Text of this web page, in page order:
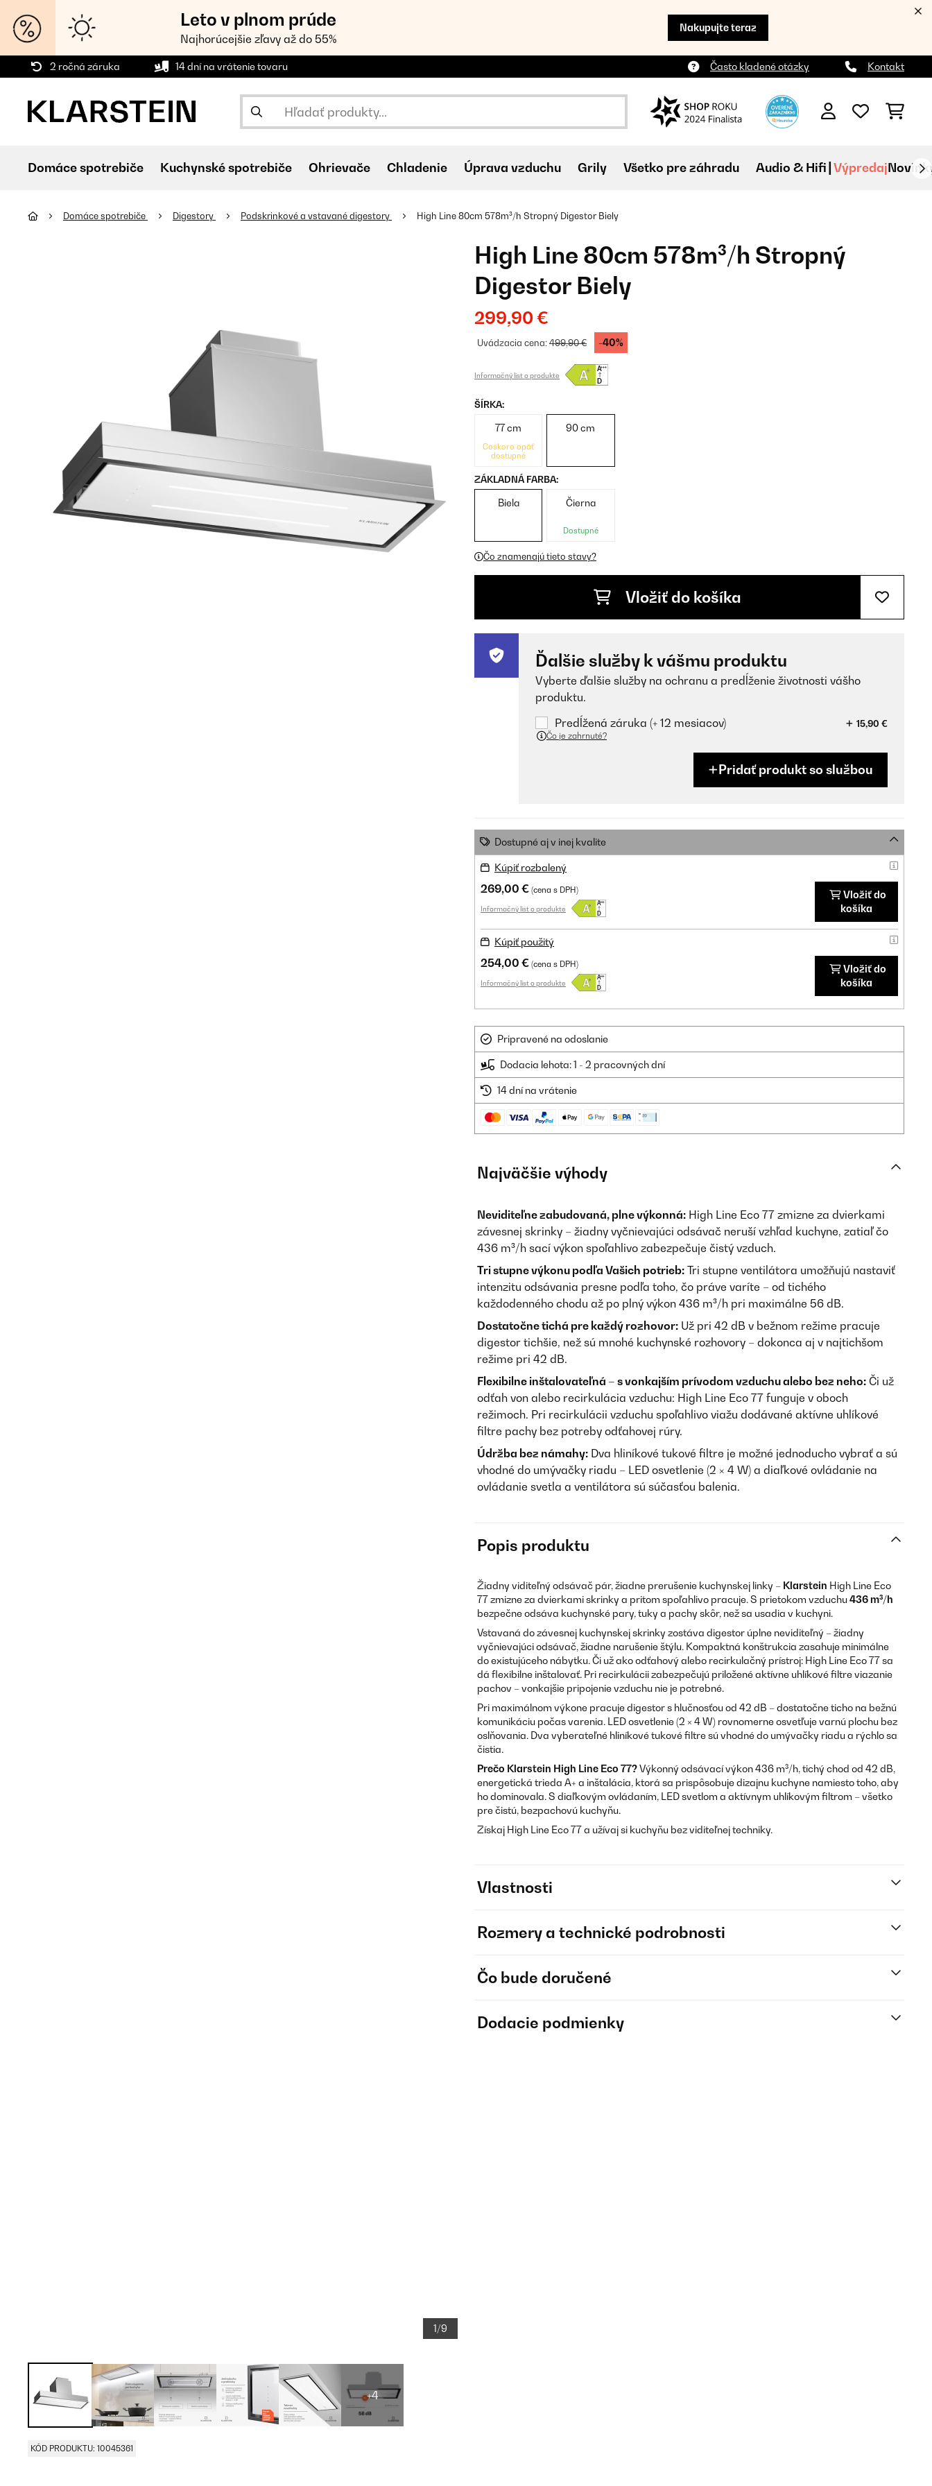
Leto v plnom prúde
Najhorúcejšie zľavy až do 55%
Nakupujte teraz
2 ročná záruka 14 dní na vrátenie tovaru Často kladené otázky Kontakt
Domáce spotrebiče Kuchynské spotrebiče Ohrievače Chladenie Úprava vzduchu Grily Všetko pre záhradu Audio & Hifi Výpredaj
Domáce spotrebiče Digestory Podskrinkové a vstavané digestory High Line 80cm 578m³/h Stropný Digestor Biely
1/9
+4
KÓD PRODUKTU: 10045361
High Line 80cm 578m³/h Stropný
Digestor Biely
299,90 €
Uvádzacia cena:499,90 € -40%
Informačný list o produkte
ŠÍRKA:
77 cm
Čoskoro opäť
dostupné
90 cm
ZÁKLADNÁ FARBA:
Biela Čierna
Dostupné
Čo znamenajú tieto stavy?
Vložiť do košíka
Ďalšie služby k vášmu produktu
Vyberte ďalšie služby na ochranu a predĺženie životnosti vášho
produktu.
Predĺžená záruka (+ 12 mesiacov)
15,90 €
Čo je zahrnuté?
Pridať produkt so službou
Dostupné aj v inej kvalite
Kúpiť rozbalený
269,00 € (cena s DPH)
Informačný list o produkte
Vložiť do
košíka
Kúpiť použitý
254,00 € (cena s DPH)
Informačný list o produkte
Vložiť do
košíka
Pripravené na odoslanie
Dodacia lehota: 1 - 2 pracovných dní
14 dní na vrátenie
Najväčšie výhody
Neviditeľne zabudovaná, plne výkonná: High Line Eco 77 zmizne za dvierkami
závesnej skrinky – žiadny vyčnievajúci odsávač neruší vzhľad kuchyne, zatiaľ čo
436 m³/h sací výkon spoľahlivo zabezpečuje čistý vzduch.
Tri stupne výkonu podľa Vašich potrieb: Tri stupne ventilátora umožňujú nastaviť
intenzitu odsávania presne podľa toho, čo práve varíte – od tichého
každodenného chodu až po plný výkon 436 m³/h pri maximálne 56 dB.
Dostatočne tichá pre každý rozhovor: Už pri 42 dB v bežnom režime pracuje
digestor tichšie, než sú mnohé kuchynské rozhovory – dokonca aj v najtichšom
režime pri 42 dB.
Flexibilne inštalovateľná – s vonkajším prívodom vzduchu alebo bez neho: Či už
odťah von alebo recirkulácia vzduchu: High Line Eco 77 funguje v oboch
režimoch. Pri recirkulácii vzduchu spoľahlivo viažu dodávané aktívne uhlíkové
filtre pachy bez potreby odťahovej rúry.
Údržba bez námahy: Dva hliníkové tukové filtre je možné jednoducho vybrať a sú
vhodné do umývačky riadu – LED osvetlenie (2 × 4 W) a diaľkové ovládanie na
ovládanie svetla a ventilátora sú súčasťou balenia.
Popis produktu
Žiadny viditeľný odsávač pár, žiadne prerušenie kuchynskej linky – Klarstein High Line Eco
77 zmizne za dvierkami skrinky a pritom spoľahlivo pracuje. S prietokom vzduchu 436 m³/h
bezpečne odsáva kuchynské pary, tuky a pachy skôr, než sa usadia v kuchyni.
Vstavaná do závesnej kuchynskej skrinky zostáva digestor úplne neviditeľný – žiadny
vyčnievajúci odsávač, žiadne narušenie štýlu. Kompaktná konštrukcia zasahuje minimálne
do existujúceho nábytku. Či už ako odťahový alebo recirkulačný prístroj: High Line Eco 77 sa
dá flexibilne inštalovať. Pri recirkulácii zabezpečujú priložené aktívne uhlíkové filtre viazanie
pachov – vonkajšie pripojenie vzduchu nie je potrebné.
Pri maximálnom výkone pracuje digestor s hlučnosťou od 42 dB – dostatočne ticho na bežnú
komunikáciu počas varenia. LED osvetlenie (2 × 4 W) rovnomerne osvetľuje varnú plochu bez
oslňovania. Dva vyberateľné hliníkové tukové filtre sú vhodné do umývačky riadu a rýchlo sa
čistia.
Prečo Klarstein High Line Eco 77?Výkonný odsávací výkon 436 m³/h, tichý chod od 42 dB,
energetická trieda A+ a inštalácia, ktorá sa prispôsobuje dizajnu kuchyne namiesto toho, aby
ho dominovala. S diaľkovým ovládaním, LED svetlom a aktívnym uhlíkovým filtrom – všetko
pre čistú, bezpachovú kuchyňu.
Získaj High Line Eco 77 a užívaj si kuchyňu bez viditeľnej techniky.
Vlastnosti
Rozmery a technické podrobnosti
Čo bude doručené
Dodacie podmienky